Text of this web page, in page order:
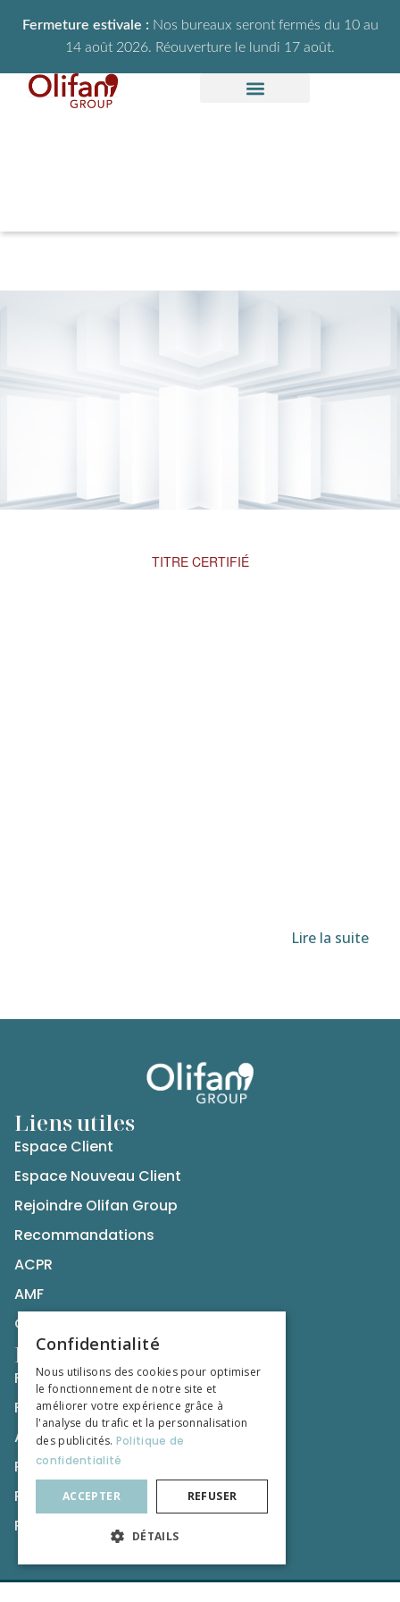
Fermeture estivale : Nos bureaux seront fermés du 10 au
14 août 2026. Réouverture le lundi 17 août.
TITRE CERTIFIÉ
Lire la suite
Liens utiles
Espace Client
Espace Nouveau Client
Rejoindre Olifan Group
Recommandations
ACPR
AMF
CNCGP
Nos publications
Formation Professionnel de la Tutelle
Formation du Droit et du Chiffre
Actualités
Ressources
Regards d’experts
Relation de presse
Confidentialité
Nous utilisons des cookies pour optimiser
le fonctionnement de notre site et
améliorer votre expérience grâce à
l'analyse du trafic et la personnalisation
des publicités. Politique de
confidentialité
ACCEPTER REFUSER
DÉTAILS